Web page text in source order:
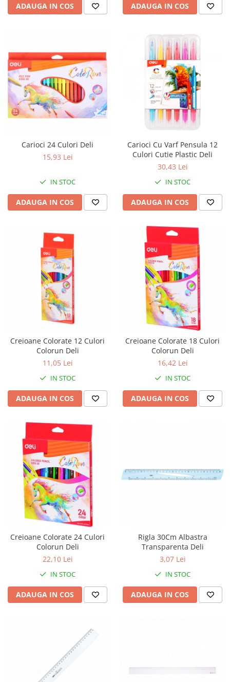
ADAUGA IN COS ADAUGA IN COS
Carioci 24 Culori Deli
15,93 Lei
IN STOC
ADAUGA IN COS
Carioci Cu Varf Pensula 12
Culori Cutie Plastic Deli
30,43 Lei
IN STOC
ADAUGA IN COS
Creioane Colorate 12 Culori
Colorun Deli
11,05 Lei
IN STOC
ADAUGA IN COS
Creioane Colorate 18 Culori
Colorun Deli
16,42 Lei
IN STOC
ADAUGA IN COS
Creioane Colorate 24 Culori
Colorun Deli
22,10 Lei
IN STOC
ADAUGA IN COS
Rigla 30Cm Albastra
Transparenta Deli
3,07 Lei
IN STOC
ADAUGA IN COS